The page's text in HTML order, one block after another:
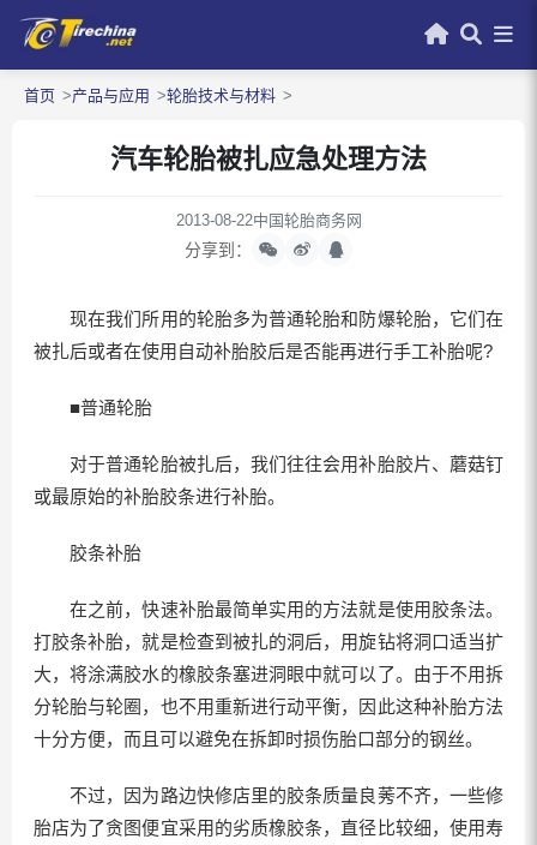
首页 产品与应用 轮胎技术与材料
汽车轮胎被扎应急处理方法
2013-08-22中国轮胎商务网
分享到：
现在我们所用的轮胎多为普通轮胎和防爆轮胎，它们在
被扎后或者在使用自动补胎胶后是否能再进行手工补胎呢?
■普通轮胎
对于普通轮胎被扎后，我们往往会用补胎胶片、蘑菇钉
或最原始的补胎胶条进行补胎。
胶条补胎
在之前，快速补胎最简单实用的方法就是使用胶条法。
打胶条补胎，就是检查到被扎的洞后，用旋钻将洞口适当扩
大，将涂满胶水的橡胶条塞进洞眼中就可以了。由于不用拆
分轮胎与轮圈，也不用重新进行动平衡，因此这种补胎方法
十分方便，而且可以避免在拆卸时损伤胎口部分的钢丝。
不过，因为路边快修店里的胶条质量良莠不齐，一些修
胎店为了贪图便宜采用的劣质橡胶条，直径比较细，使用寿